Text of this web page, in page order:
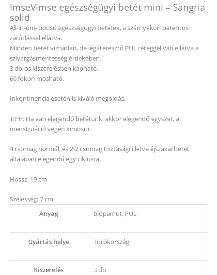
ImseVimse egészségügyi betét mini – Sangria
solid
All-in-one típusú egészségügyi betétek, a szárnyakon patentos
záródással ellátva.
Minden betét vízhatlan, de légáteresztő PUL réteggel van ellátva a
szivárgásmentesség érdekében.
3 db-os kiszerelésben kapható.
60 fokon mosható.
Inkontinencia esetén is kiváló megoldás.
TIPP: Ha van elegendő betétünk, akkor elegendő egyszer, a
menstruáció végén kimosni.
4 csomag normál, és 2-2 csomag tisztasági illetve éjszakai betét
általában elegendő egy ciklusra.
Hossz: 19 cm
Szélesség: 7 cm
Anyag
biopamut, PUL
Gyártás helye Törökország
Kiszerelés 3 db